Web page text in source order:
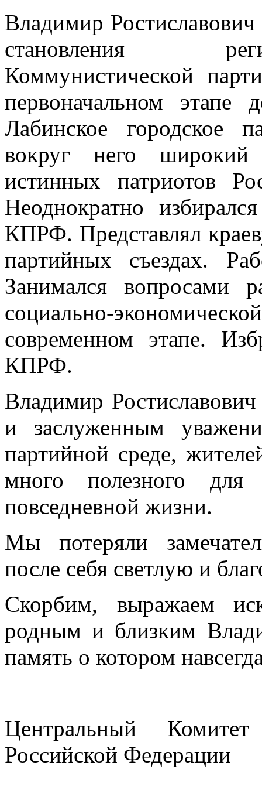
Владимир
становления
Коммунистической
первоначальном этапе
Лабинское городское
вокруг него
истинных патриотов
Неоднократно
КПРФ. Представлял
партийных съездах.
Занимался вопросами
социально-
современном этапе.
КПРФ.
Владимир
и заслуженным
партийной среде,
много полезного для
повседневной жизни.
Мы потеряли
после себя светлую и
Скорбим, выражаем
родным и близким
память о котором
Центральный
Российской Федерации